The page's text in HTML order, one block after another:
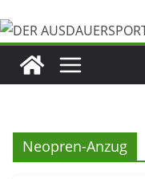
Neopren-Anzug